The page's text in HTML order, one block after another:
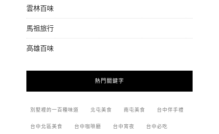
雲林百味
馬祖旅行
高雄百味
熱門關鍵字
別墅裡的一百種味道 北屯美食 南屯美食 台中伴手禮
台中北區美食 台中咖啡廳 台中宵夜 台中必吃